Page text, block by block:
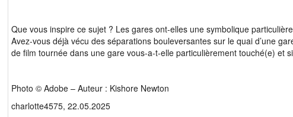
Que vous inspire ce sujet ? Les gares ont-elles une symbolique
Avez-vous déjà vécu des séparations bouleversantes sur le quai d’une
de film tournée dans une gare vous-a-t-elle particulièrement touché(e) et
Photo © Adobe – Auteur : Kishore Newton
charlotte4575, 22.05.2025